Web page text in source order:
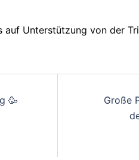
Unterstützung von der
🥳
Große